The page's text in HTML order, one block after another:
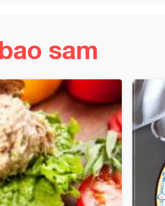
sam